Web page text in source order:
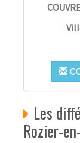
Les
Rozier-